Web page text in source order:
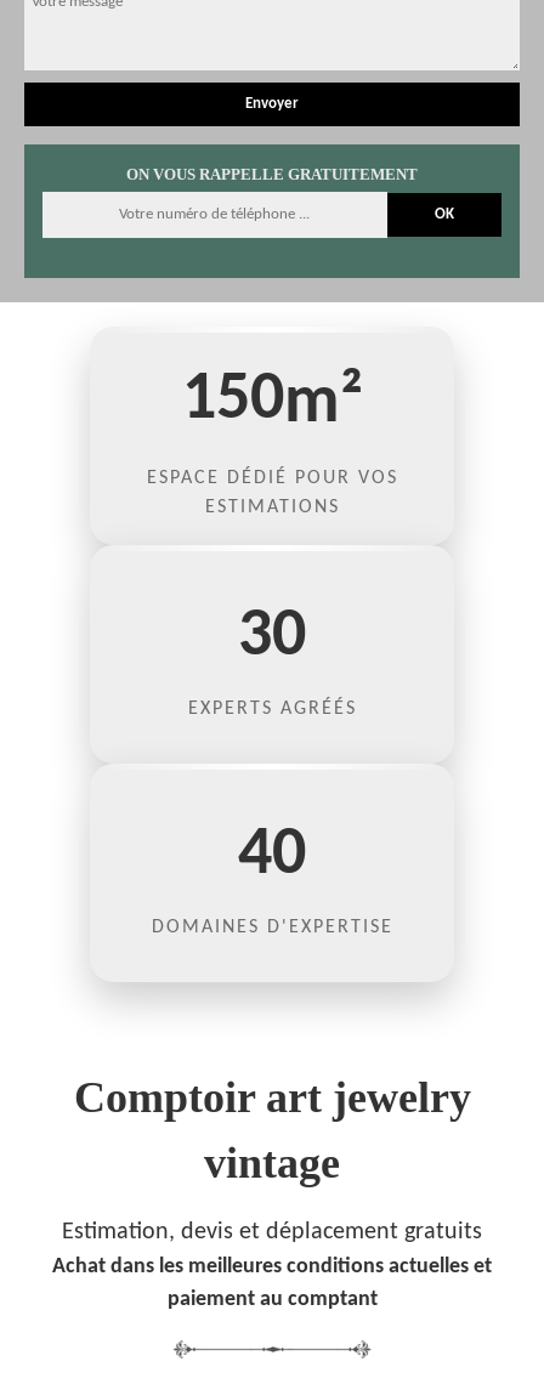
ON VOUS RAPPELLE GRATUITEMENT
150m²
ESPACE DÉDIÉ POUR VOS
ESTIMATIONS
30
EXPERTS AGRÉÉS
40
DOMAINES D'EXPERTISE
Comptoir art jewelry
vintage
Estimation, devis et déplacement gratuits
Achat dans les meilleures conditions actuelles et
paiement au comptant